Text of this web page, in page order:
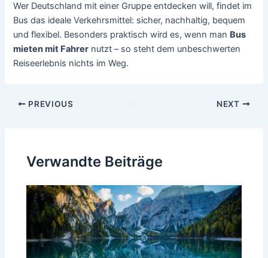
Wer Deutschland mit einer Gruppe entdecken will, findet im
Bus das ideale Verkehrsmittel: sicher, nachhaltig, bequem
und flexibel. Besonders praktisch wird es, wenn man Bus
mieten mit Fahrer nutzt – so steht dem unbeschwerten
Reiseerlebnis nichts im Weg.
Post
PREVIOUS NEXT
Verwandte Beiträge